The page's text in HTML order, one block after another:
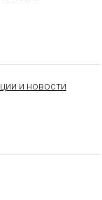
и новости